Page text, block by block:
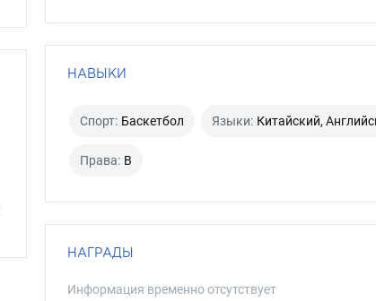
НАВЫКИ
Спорт: Баскетбол Языки: Китайский,
Права: B
НАГРАДЫ
Информация временно отсутствует